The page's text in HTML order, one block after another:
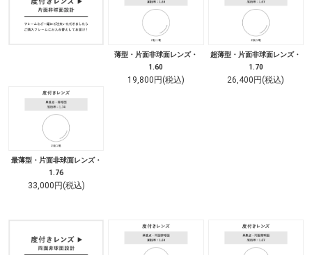
薄型・片面非球面レンズ・
1.60
19,800円(税込)
超薄型・片面非球面レンズ・
1.70
26,400円(税込)
最薄型・片面非球面レンズ・
1.76
33,000円(税込)